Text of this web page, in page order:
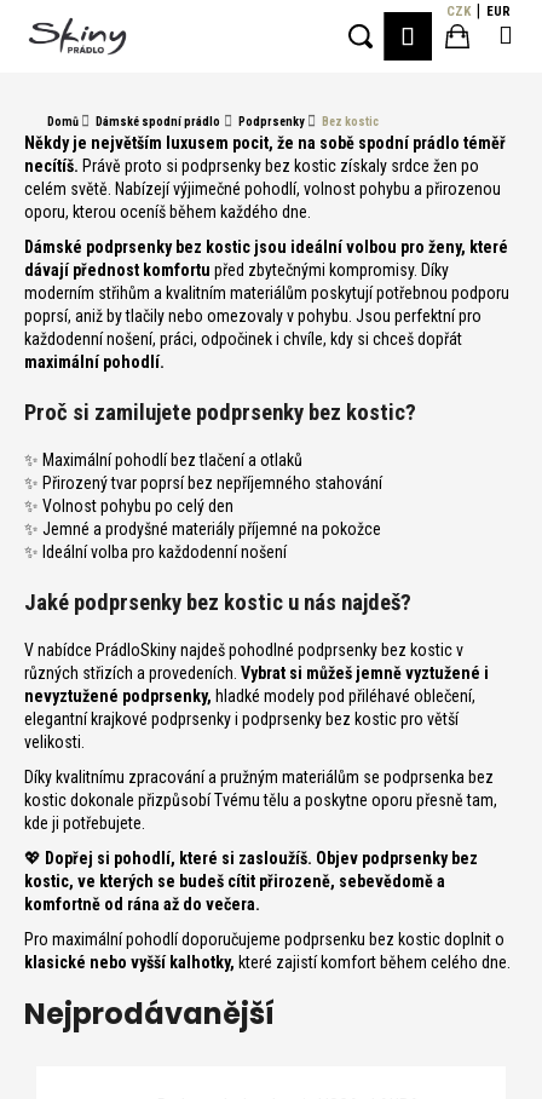
CZK EUR
Hledat
Nákupní
Domů Dámské spodní prádlo Podprsenky Bez kostic
Někdy je největším luxusem pocit, že na sobě spodní prádlo téměř
necítíš. Právě proto si podprsenky bez kostic získaly srdce žen po
celém světě. Nabízejí výjimečné pohodlí, volnost pohybu a přirozenou
oporu, kterou oceníš během každého dne.
Dámské podprsenky bez kostic jsou ideální volbou pro ženy, které
dávají přednost komfortu před zbytečnými kompromisy. Díky
moderním střihům a kvalitním materiálům poskytují potřebnou podporu
poprsí, aniž by tlačily nebo omezovaly v pohybu. Jsou perfektní pro
každodenní nošení, práci, odpočinek i chvíle, kdy si chceš dopřát
maximální pohodlí.
Proč si zamilujete podprsenky bez kostic?
✨ Maximální pohodlí bez tlačení a otlaků
✨ Přirozený tvar poprsí bez nepříjemného stahování
✨ Volnost pohybu po celý den
✨ Jemné a prodyšné materiály příjemné na pokožce
✨ Ideální volba pro každodenní nošení
Jaké podprsenky bez kostic u nás najdeš?
V nabídce PrádloSkiny najdeš pohodlné podprsenky bez kostic v
různých střizích a provedeních. Vybrat si můžeš jemně vyztužené i
nevyztužené podprsenky, hladké modely pod přiléhavé oblečení,
elegantní krajkové podprsenky i podprsenky bez kostic pro větší
velikosti.
Díky kvalitnímu zpracování a pružným materiálům se podprsenka bez
kostic dokonale přizpůsobí Tvému tělu a poskytne oporu přesně tam,
kde ji potřebujete.
💖 Dopřej si pohodlí, které si zasloužíš. Objev podprsenky bez
kostic, ve kterých se budeš cítit přirozeně, sebevědomě a
komfortně od rána až do večera.
Pro maximální pohodlí doporučujeme podprsenku bez kostic doplnit o
klasické nebo vyšší kalhotky, které zajistí komfort během celého dne.
Nejprodávanější
Zpět
Zpět
C
o
p
o
t
ř
e
b
j
e
t
e
n
j
í
t
?
D
o
o